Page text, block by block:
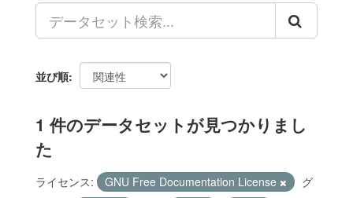
並び順
1 件のデータセットが見つかりまし
た
ライセンス: GNU Free Documentation License
グ